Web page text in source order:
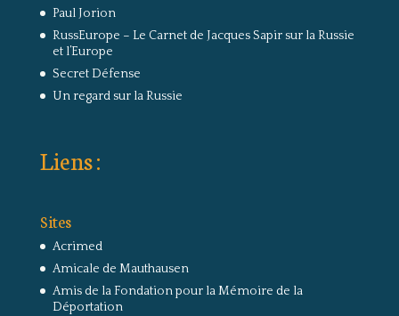
Paul Jorion
RussEurope – Le Carnet de Jacques Sapir sur la Russie
et l’Europe
Secret Défense
Un regard sur la Russie
Liens :
Sites
Acrimed
Amicale de Mauthausen
Amis de la Fondation pour la Mémoire de la
Déportation